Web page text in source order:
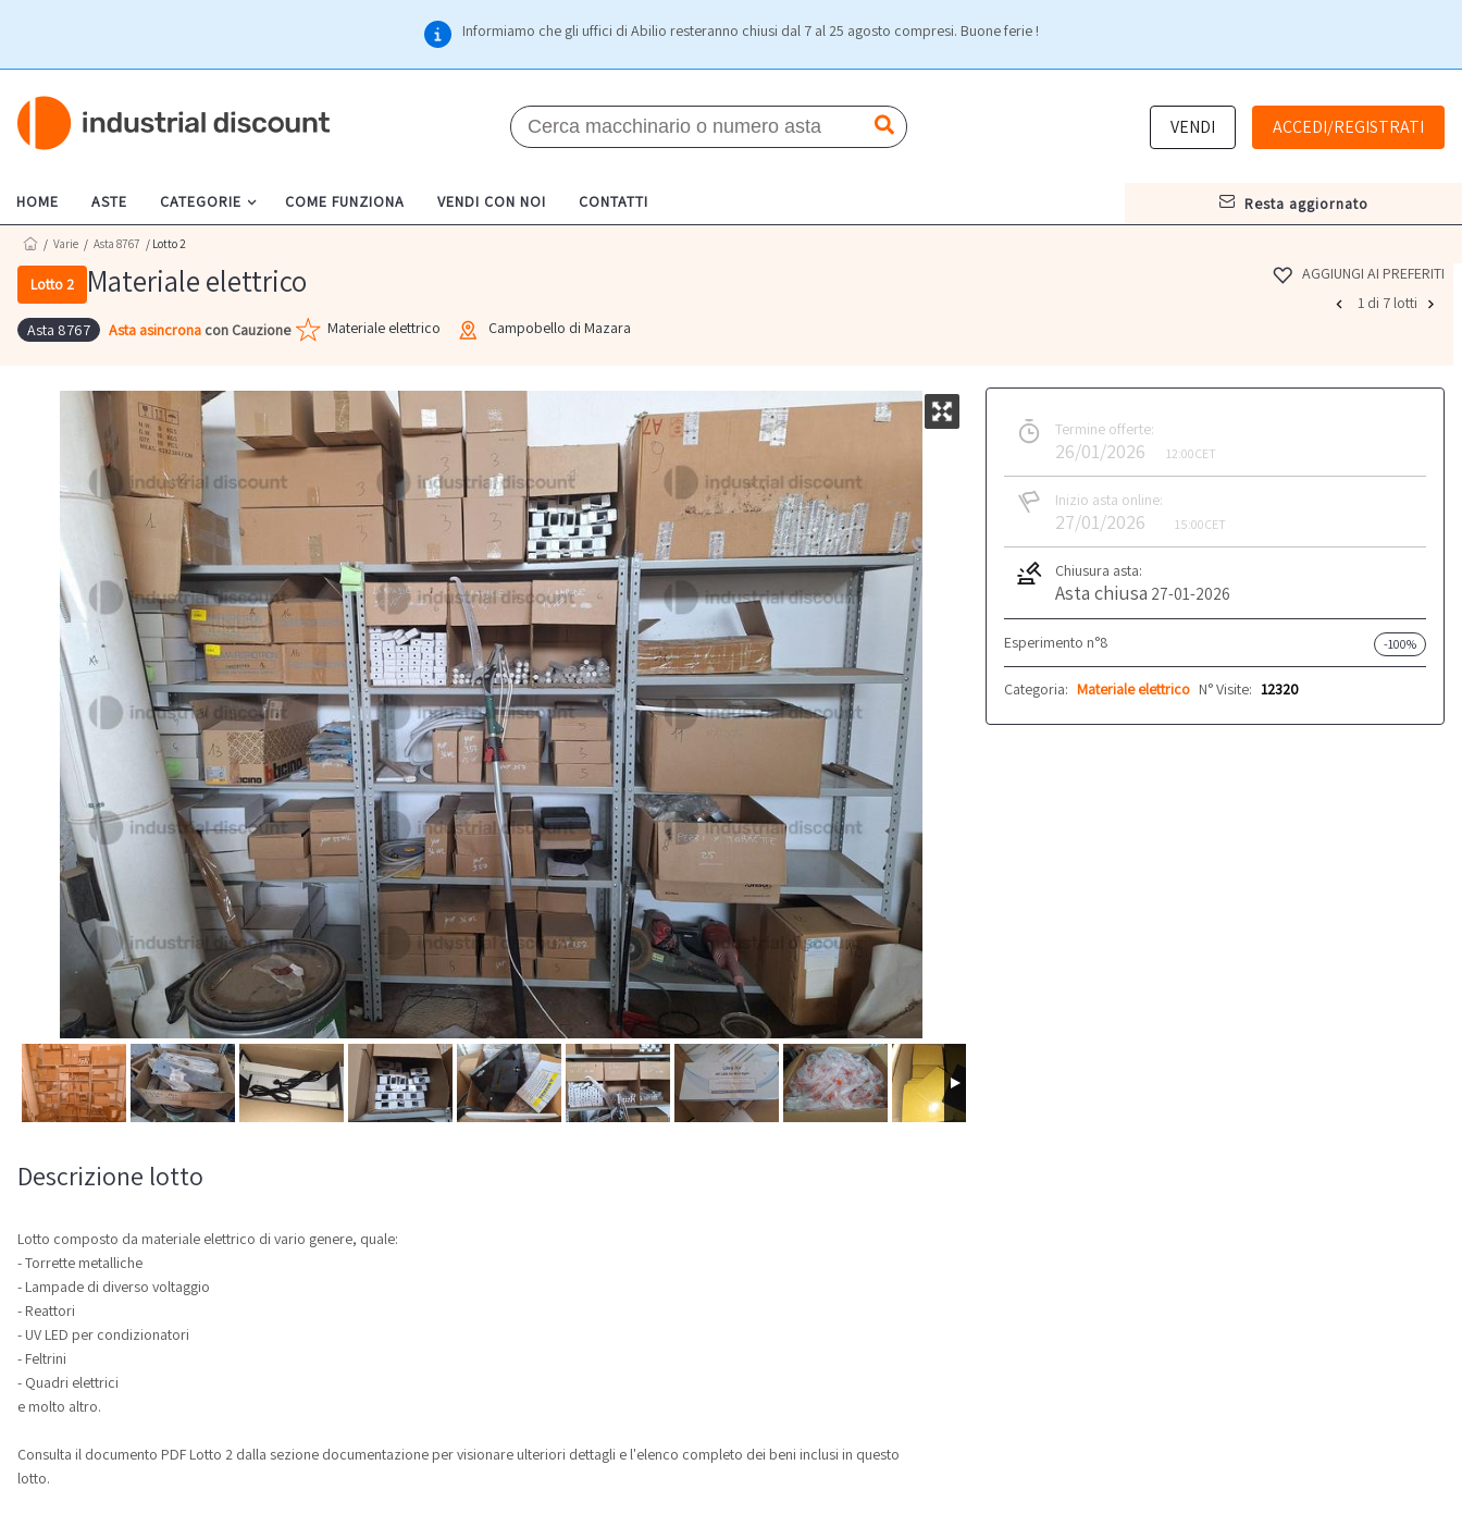
Informiamo che gli uffici di Abilio resteranno chiusi dal 7 al 25 agosto compresi. Buone ferie !
VENDI ACCEDI/REGISTRATI
HOME ASTE CATEGORIE COME FUNZIONA VENDI CON NOI CONTATTI resta aggiornato
/ Varie / Asta 8767 / Lotto 2
Lotto 2 Materiale elettrico
Asta 8767 Asta asincrona con Cauzione Materiale elettrico Campobello di Mazara
AGGIUNGI AI PREFERITI
1 di 7 lotti
Termine offerte:
26/01/2026 12:00CET
Inizio asta online:
27/01/2026 15:00CET
Chiusura asta:
Asta chiusa 27-01-2026
Esperimento n°8 -100%
Categoria: Materiale elettrico N° Visite: 12320
Descrizione lotto
Lotto composto da materiale elettrico di vario genere, quale:
- Torrette metalliche
- Lampade di diverso voltaggio
- Reattori
- UV LED per condizionatori
- Feltrini
- Quadri elettrici
e molto altro.
Consulta il documento PDF Lotto 2 dalla sezione documentazione per visionare ulteriori dettagli e l'elenco completo dei beni inclusi in questo
lotto.